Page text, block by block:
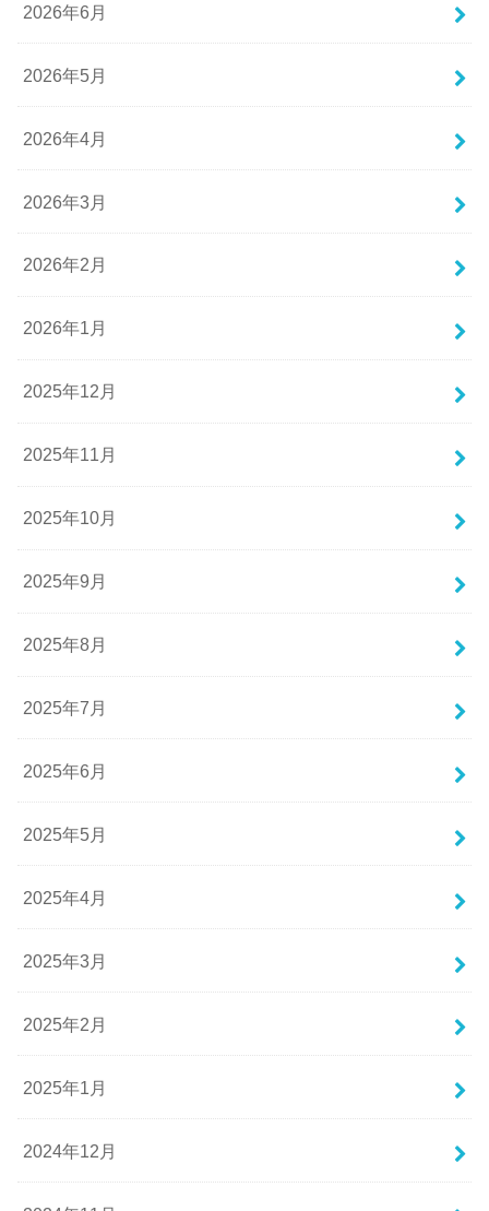
2026年6月
2026年5月
2026年4月
2026年3月
2026年2月
2026年1月
2025年12月
2025年11月
2025年10月
2025年9月
2025年8月
2025年7月
2025年6月
2025年5月
2025年4月
2025年3月
2025年2月
2025年1月
2024年12月